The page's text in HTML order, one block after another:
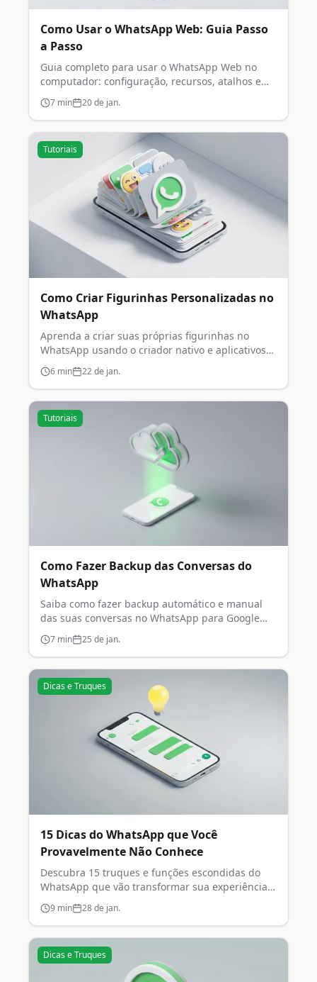
Como Usar o WhatsApp Web: Guia Passo
a Passo
Guia completo para usar o WhatsApp Web no
computador: configuração, recursos, atalhos e
dicas de segurança.
7 min 20 de jan.
Tutoriais
Como Criar Figurinhas Personalizadas no
WhatsApp
Aprenda a criar suas próprias figurinhas no
WhatsApp usando o criador nativo e aplicativos
de terceiros.
6 min 22 de jan.
Tutoriais
Como Fazer Backup das Conversas do
WhatsApp
Saiba como fazer backup automático e manual
das suas conversas no WhatsApp para Google
Drive e iCloud.
7 min 25 de jan.
Dicas e Truques
15 Dicas do WhatsApp que Você
Provavelmente Não Conhece
Descubra 15 truques e funções escondidas do
WhatsApp que vão transformar sua experiência
no aplicativo.
9 min 28 de jan.
Dicas e Truques